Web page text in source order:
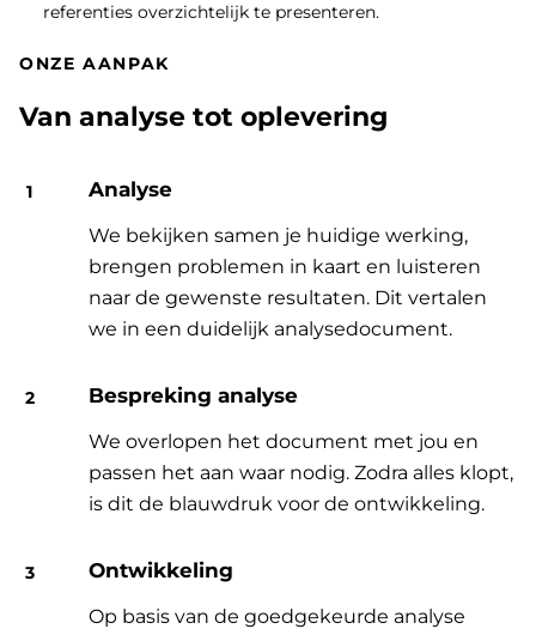
referenties overzichtelijk te presenteren.
ONZE AANPAK
Van analyse tot oplevering
Analyse
We bekijken samen je huidige werking,
brengen problemen in kaart en luisteren
naar de gewenste resultaten. Dit vertalen
we in een duidelijk analysedocument.
Bespreking analyse
We overlopen het document met jou en
passen het aan waar nodig. Zodra alles klopt,
is dit de blauwdruk voor de ontwikkeling.
Ontwikkeling
Op basis van de goedgekeurde analyse